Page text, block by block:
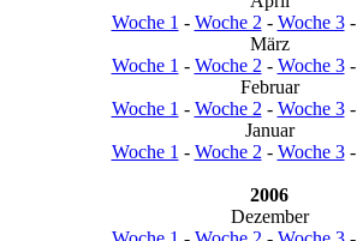
Woche 1 - Woche 2 - Woche 3-
März
Woche 1 - Woche 2 - Woche 3-
Februar
Woche 1 - Woche 2 - Woche 3-
Januar
Woche 1 - Woche 2 - Woche 3-
2006
Dezember